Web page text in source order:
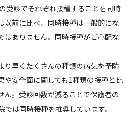
受診でそれぞれ接種することを同時
以前に比べ、同時接種は一般的にな
はありません。同時接種がご心配な
り早くたくさんの種類の病気を予防
や安全面に関しても1種類の接種と比
ん。受診回数が減ることで保護者の
は同時接種を推奨しています。